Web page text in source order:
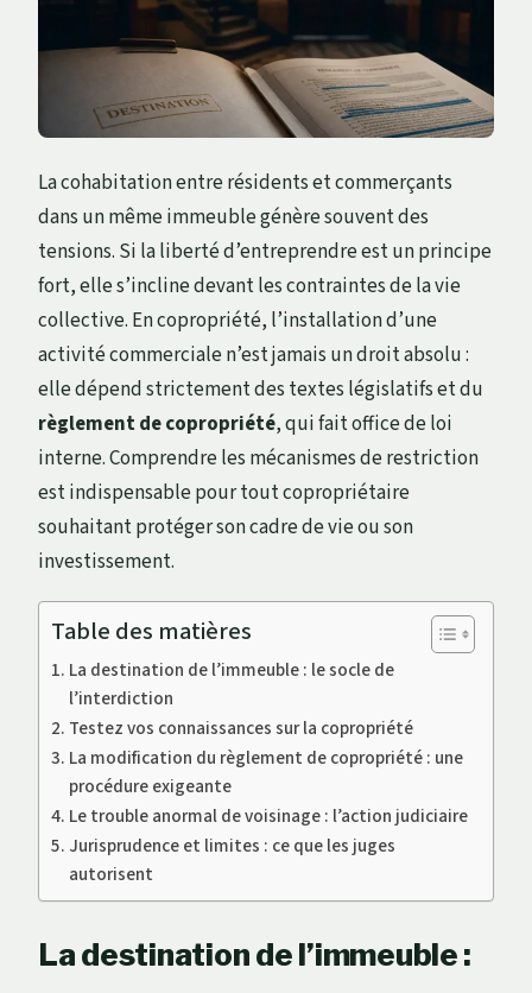
La cohabitation entre résidents et commerçants
dans un même immeuble génère souvent des
tensions. Si la liberté d’entreprendre est un principe
fort, elle s’incline devant les contraintes de la vie
collective. En copropriété, l’installation d’une
activité commerciale n’est jamais un droit absolu :
elle dépend strictement des textes législatifs et du
règlement de copropriété, qui fait office de loi
interne. Comprendre les mécanismes de restriction
est indispensable pour tout copropriétaire
souhaitant protéger son cadre de vie ou son
investissement.
Table des matières
La destination de l’immeuble : le socle de
l’interdiction
Testez vos connaissances sur la copropriété
La modification du règlement de copropriété : une
procédure exigeante
Le trouble anormal de voisinage : l’action judiciaire
Jurisprudence et limites : ce que les juges
autorisent
La destination de l’immeuble :